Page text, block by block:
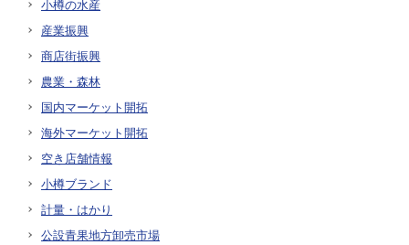
小樽の水産
産業振興
商店街振興
農業・森林
国内マーケット開拓
海外マーケット開拓
空き店舗情報
小樽ブランド
計量・はかり
公設青果地方卸売市場